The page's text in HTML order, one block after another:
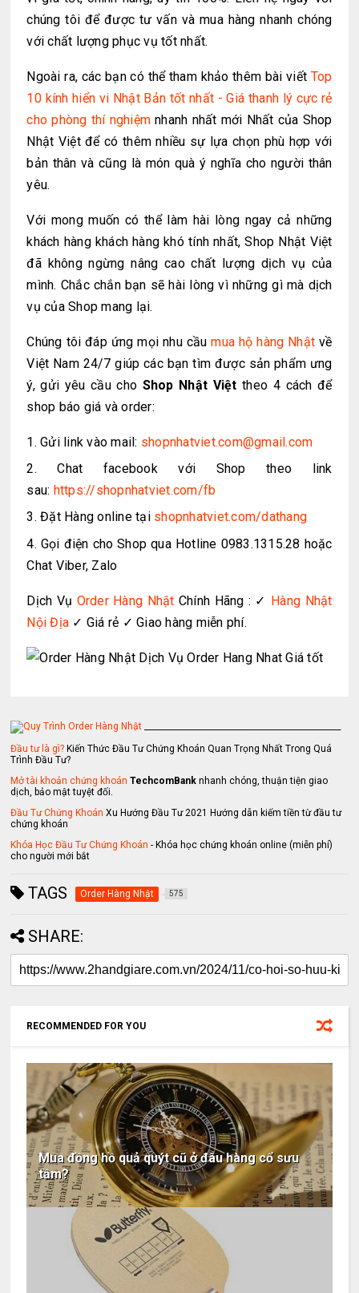
chúng tôi để được tư vấn và mua hàng nhanh chóng
với chất lượng phục vụ tốt nhất.
Ngoài ra, các bạn có thể tham khảo thêm bài viết Top
10 kính hiển vi Nhật Bản tốt nhất - Giá thanh lý cực rẻ
cho phòng thí nghiệm nhanh nhất mới Nhất của Shop
Nhật Việt để có thêm nhiều sự lựa chọn phù hợp với
bản thân và cũng là món quà ý nghĩa cho người thân
yêu.
Với mong muốn có thể làm hài lòng ngay cả những
khách hàng khách hàng khó tính nhất, Shop Nhật Việt
đã không ngừng nâng cao chất lượng dịch vụ của
mình. Chắc chắn bạn sẽ hài lòng vì những gì mà dịch
vụ của Shop mang lại.
Chúng tôi đáp ứng mọi nhu cầumua hộ hàng Nhật về
Việt Nam 24/7 giúp các bạn tìm được sản phẩm ưng
ý, gửi yêu cầu cho Shop Nhật Việt theo 4 cách để
shop báo giá và order:
Gửi link vào mail: shopnhatviet.com@gmail.com
Chat facebook với Shop theo link
sau: https://shopnhatviet.com/fb
Đặt Hàng online tại shopnhatviet.com/dathang
Gọi điện cho Shop qua Hotline 0983.1315.28 hoặc
Chat Viber, Zalo
Dịch Vụ Order Hàng Nhật Chính Hãng : ✓ Hàng Nhật
Nội Địa ✓ Giá rẻ ✓ Giao hàng miễn phí.
Đầu tư là gì? Kiến Thức Đầu Tư Chứng Khoán Quan Trọng Nhất Trong Quá
Trình Đầu Tư?
Mở tài khoản chứng khoán TechcomBanknhanh chóng, thuận tiện giao
dịch, bảo mật tuyệt đối.
Đầu Tư Chứng Khoán Xu Hướng Đầu Tư 2021 Hướng dẫn kiếm tiền từ đầu tư
chứng khoán
Khóa Học Đầu Tư Chứng Khoán - Khóa học chứng khoán online (miễn phí)
cho người mới bắt
TAGS Order Hàng Nhật 575
SHARE:
RECOMMENDED FOR YOU
Mua đồng hồ quả quýt cũ ở đâu hàng cổ sưu
tầm?